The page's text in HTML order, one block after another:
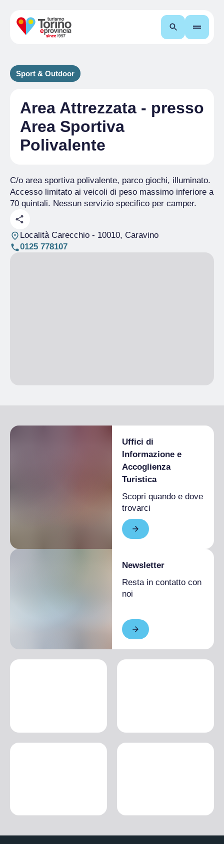
Cerca
Sport & Outdoor
Area Attrezzata - presso
Area Sportiva
Polivalente
C/o area sportiva polivalente, parco giochi, illuminato.
Accesso limitato ai veicoli di peso massimo inferiore a
70 quintali. Nessun servizio specifico per camper.
Località Carecchio- 10010, Caravino
0125 778107
Uffici di
Informazione e
Accoglienza
Turistica
Scopri quando e dove
trovarci
Newsletter
Resta in contatto con
noi